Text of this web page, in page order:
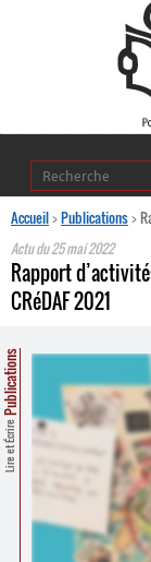
Accueil>Publications>
Actu du25 mai 2022
Rapport
CRéDAF 2021
Lire et Écrire
Publications